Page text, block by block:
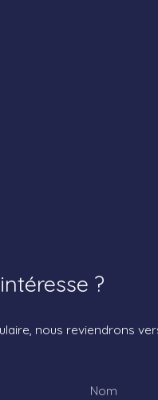
?
nous reviendrons
Nom